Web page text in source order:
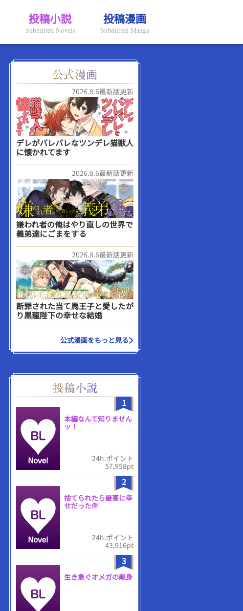
投稿小説
Submitted Novels
投稿漫画
Submitted Manga
2026.8.6最新話更新
デレがバレバレなツンデレ猫獣人
に懐かれてます
2026.8.6最新話更新
嫌われ者の俺はやり直しの世界で
義弟達にごまをする
2026.8.6最新話更新
断罪された当て馬王子と愛したが
り黒龍陛下の幸せな結婚
公式漫画をもっと見る
1
本編なんて知りません
ッ！
24h.ポイント
57,958pt
2
捨てられたら最高に幸
せだった件
24h.ポイント
43,916pt
3
生き急ぐオメガの献身